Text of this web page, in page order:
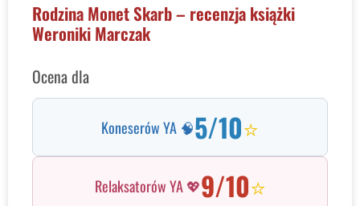
Rodzina Monet Skarb – recenzja książki
Weroniki Marczak
Ocena dla
Koneserów YA 🧠5/10⭐
Relaksatorów YA 💖9/10⭐